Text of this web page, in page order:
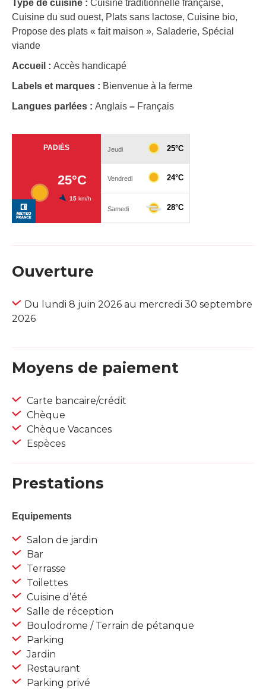
Type de cuisine : Cuisine traditionnelle française,
Cuisine du sud ouest, Plats sans lactose, Cuisine bio,
Propose des plats « fait maison », Saladerie, Spécial
viande
Accueil : Accès handicapé
Labels et marques : Bienvenue à la ferme
Langues parlées : Anglais – Français
Ouverture
Du lundi 8 juin 2026 au mercredi 30 septembre
2026
Moyens de paiement
Carte bancaire/crédit
Chèque
Chèque Vacances
Espèces
Prestations
Equipements
Salon de jardin
Bar
Terrasse
Toilettes
Cuisine d’été
Salle de réception
Boulodrome / Terrain de pétanque
Parking
Jardin
Restaurant
Parking privé